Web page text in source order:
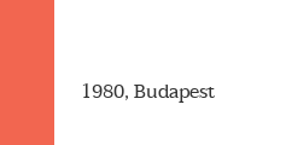
1980, Budapest